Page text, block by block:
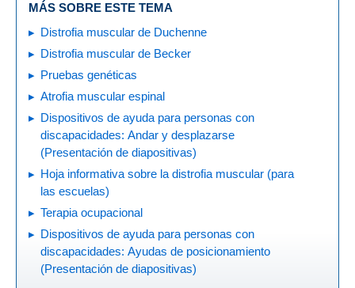
MÁS SOBRE ESTE TEMA
Distrofia muscular de Duchenne
Distrofia muscular de Becker
Pruebas genéticas
Atrofia muscular espinal
Dispositivos de ayuda para personas con
discapacidades: Andar y desplazarse
(Presentación de diapositivas)
Hoja informativa sobre la distrofia muscular (para
las escuelas)
Terapia ocupacional
Dispositivos de ayuda para personas con
discapacidades: Ayudas de posicionamiento
(Presentación de diapositivas)